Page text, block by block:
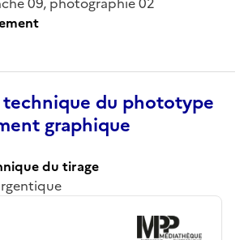
du phototype
graphique
du tirage